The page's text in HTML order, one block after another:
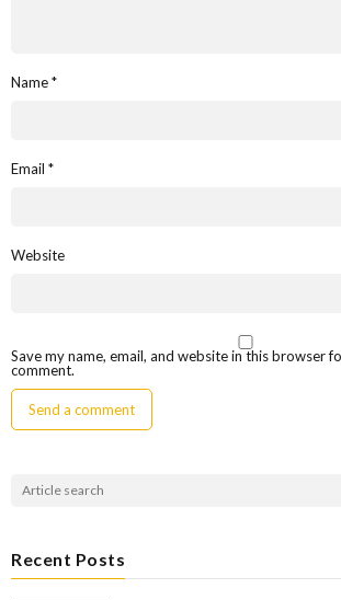
Name*
Email *
Website
Save my name, email, and website in this browser
comment.
Recent Posts